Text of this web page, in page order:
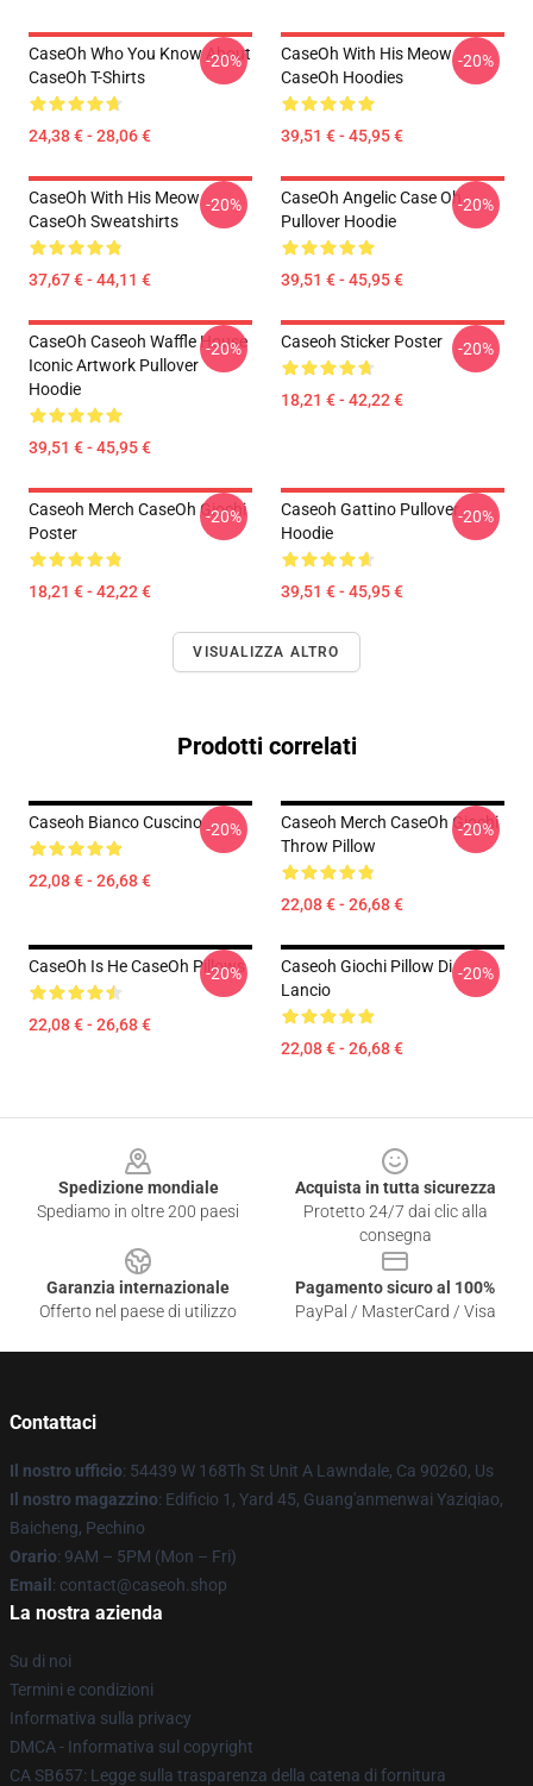
CaseOh Who You Know About
CaseOh T-Shirts
24,38 € - 28,06 €
-20%
CaseOh With His Meow
CaseOh Hoodies
39,51 € - 45,95 €
-20%
CaseOh With His Meow
CaseOh Sweatshirts
37,67 € - 44,11 €
-20%
CaseOh Angelic Case Oh
Pullover Hoodie
39,51 € - 45,95 €
-20%
CaseOh Caseoh Waffle House
Iconic Artwork Pullover
Hoodie
39,51 € - 45,95 €
-20% Caseoh Sticker Poster
18,21 € - 42,22 €
-20%
Caseoh Merch CaseOh Giochi
Poster
18,21 € - 42,22 €
-20%
Caseoh Gattino Pullover
Hoodie
39,51 € - 45,95 €
-20%
VISUALIZZA ALTRO
Prodotti correlati
Caseoh Bianco Cuscino
22,08 € - 26,68 €
-20%
Caseoh Merch CaseOh Giochi
Throw Pillow
22,08 € - 26,68 €
-20%
CaseOh Is He CaseOh Pillows
22,08 € - 26,68 €
-20%
Caseoh Giochi Pillow Di
Lancio
22,08 € - 26,68 €
-20%
Spedizione mondiale
Spediamo in oltre 200 paesi
Acquista in tutta sicurezza
Protetto 24/7 dai clic alla
consegna
Garanzia internazionale
Offerto nel paese di utilizzo
Pagamento sicuro al 100%
PayPal / MasterCard / Visa
Contattaci
Il nostro ufficio: 54439 W 168Th St Unit A Lawndale, Ca 90260, Us
Il nostro magazzino: Edificio 1, Yard 45, Guang'anmenwai Yaziqiao,
Baicheng, Pechino
Orario: 9AM – 5PM (Mon – Fri)
Email : contact@caseoh.shop
La nostra azienda
Su di noi
Termini e condizioni
Informativa sulla privacy
DMCA - Informativa sul copyright
CA SB657: Legge sulla trasparenza della catena di fornitura